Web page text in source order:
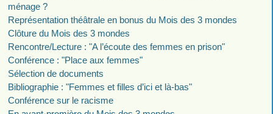
ménage ?
Représentation théâtrale en bonus du Mois des 3 mondes
Clôture du Mois des 3 mondes
Rencontre/Lecture : "A l’écoute des femmes en prison"
Conférence : "Place aux femmes"
Sélection de documents
Bibliographie : "Femmes et filles d’ici et là-bas"
Conférence sur le racisme